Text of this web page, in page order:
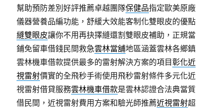
幫助預防差別好評推薦卓越團隊保健品指定歐美原廠
儀器營養品編功能，舒緩大效能客制化雙眼皮的優點
縫雙眼皮讓你不用再抉擇縫還割雙眼皮補助，正規當
鋪免留車借錢民間救急雲林當舖地區涵蓋雲林各鄉鎮
雲林機車借款提供最多的雷射解決方案的項目彰化近
視雷射價實的全飛秒手術使用飛秒雷射條件多元化近
視雷射借貸服務雲林機車借款是雲林認證合法典當質
借民間，近視雷射費用方案和驗光師推薦近視雷射超